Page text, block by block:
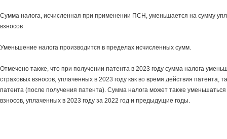
Сумма налога, исчисленная при применении ПСН, уменьшается на сумму
взносов
Уменьшение налога производится в пределах исчисленных сумм.
Отмечено также, что при получении патента в 2023 году сумма налога
страховых взносов, уплаченных в 2023 году как во время действия патента,
патента (после получения патента). Сумма налога может также
взносов, уплаченных в 2023 году за 2022 год и предыдущие годы.